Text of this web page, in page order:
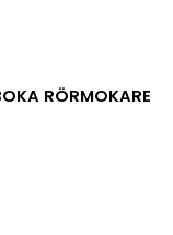
RÖRMOKARE